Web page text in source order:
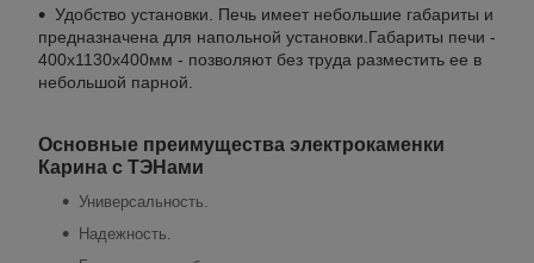
Удобство установки. Печь имеет небольшие габариты и
предназначена для напольной установки.Габариты печи -
400x1130x400мм - позволяют без труда разместить ее в
небольшой парной.
Основные преимущества электрокаменки
Карина с ТЭНами
Универсальность.
Надежность.